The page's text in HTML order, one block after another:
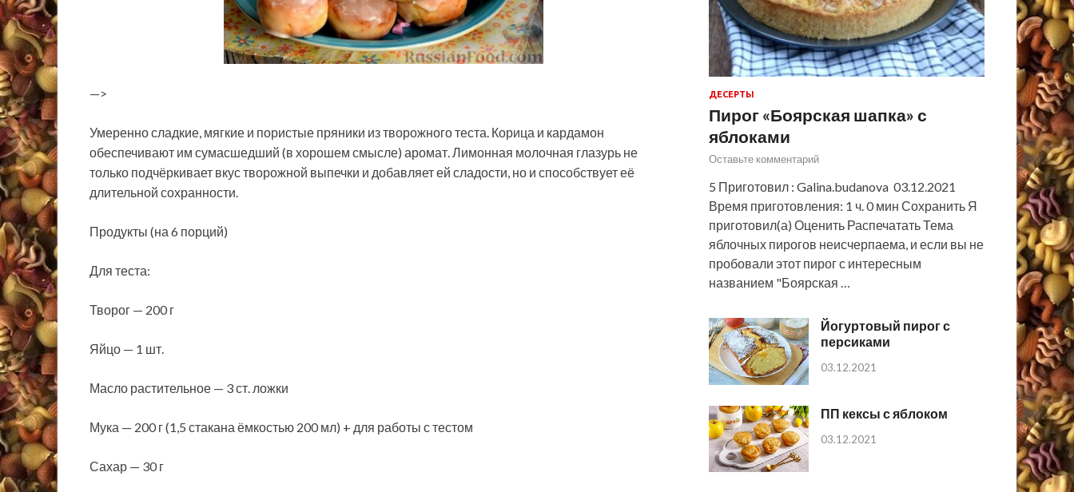
—>
Умеренно сладкие, мягкие и пористые пряники из творожного теста. Корица и кардамон
обеспечивают им сумасшедший (в хорошем смысле) аромат. Лимонная молочная глазурь не
только подчёркивает вкус творожной выпечки и добавляет ей сладости, но и способствует её
длительной сохранности.
Продукты (на 6 порций)
Для теста:
Творог — 200 г
Яйцо — 1 шт.
Масло растительное — 3 ст. ложки
Мука — 200 г (1,5 стакана ёмкостью 200 мл) + для работы с тестом
Сахар — 30 г
ДЕСЕРТЫ
Пирог «Боярская шапка» с
яблоками
Оставьте комментарий
5 Приготовил : Galina.budanova 03.12.2021
Время приготовления: 1 ч. 0 мин Сохранить Я
приготовил(а) Оценить Распечатать Тема
яблочных пирогов неисчерпаема, и если вы не
пробовали этот пирог с интересным
названием "Боярская …
Йогуртовый пирог с
персиками
03.12.2021
ПП кексы с яблоком
03.12.2021